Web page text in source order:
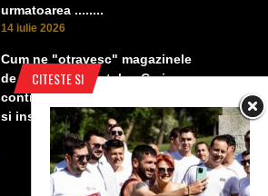
CITESTE SI
urmatoarea ........
14 iulie 2026
Cum ne "otravesc" magazinele
de protectia plantelor. Ceri
contra manei, vanzatoarea iti da
si insecticid, pentru dezvoltare,